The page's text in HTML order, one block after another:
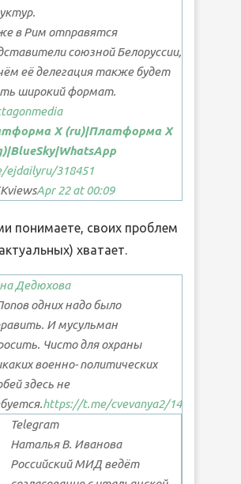
в Рим отправятся
союзной Белоруссии,
её делегация также будет
широкий формат.
X (ru)|Платформa Х
BlueSky|WhatsApp
ejdailyru/318451
viewsApr 22 at 00:09
понимаете, своих проблем
хватает.
Дедюхова
одних надо было
И мусульман
Чисто для охраны
военно- политических
здесь не
https://t.me/cvevanya2/14706
Telegram
Наталья В. Иванова
Российский МИД ведёт